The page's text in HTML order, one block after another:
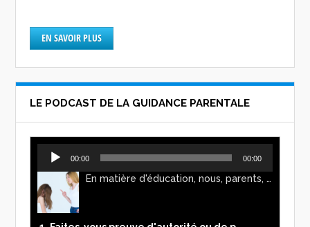
EN SAVOIR PLUS
LE PODCAST DE LA GUIDANCE PARENTALE
Lecteur
audio
00:00 00:00
En matière d'éducation, nous, parents, avons l'impression de faire preuve d'autorité. Mais n'est-ce pas, parfois, plutôt un jeu de pouvoir ? Ce podcast vous permettra d'y voir plus clair !